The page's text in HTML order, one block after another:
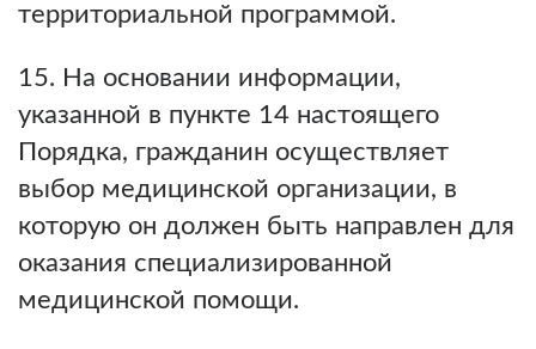
территориальной программой.
15. На основании информации,
указанной в пункте 14 настоящего
Порядка, гражданин осуществляет
выбор медицинской организации, в
которую он должен быть направлен для
оказания специализированной
медицинской помощи.